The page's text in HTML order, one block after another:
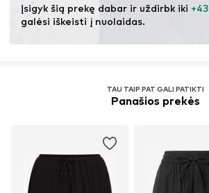
Įsigyk šią prekę dabar ir uždirbk iki +43
galėsi iškeisti į nuolaidas.
TAU TAIP PAT GALI PATIKTI
Panašios prekės